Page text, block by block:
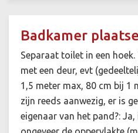
Badkamer
Separaat toilet in een
met een deur, evt
1,5 meter max, 80 cm bij 1
zijn reeds aanwezig, er is
eigenaar van het pand?: